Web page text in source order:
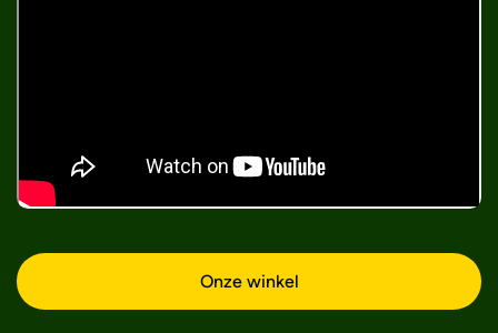
Onze winkel